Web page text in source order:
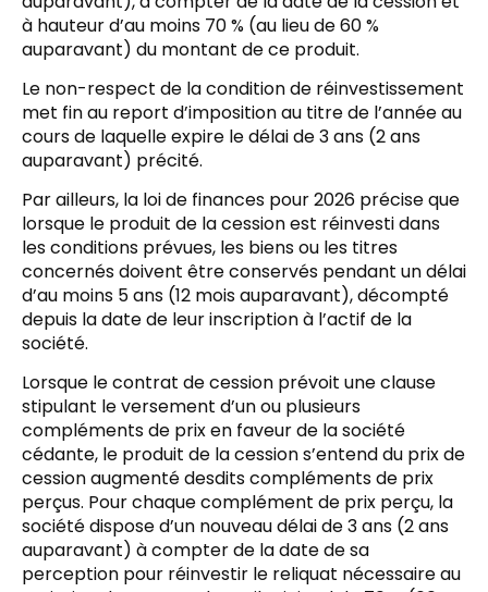
à hauteur d’au moins 70 % (au lieu de 60 %
auparavant) du montant de ce produit.
Le non-respect de la condition de réinvestissement
met fin au report d’imposition au titre de l’année au
cours de laquelle expire le délai de 3 ans (2 ans
auparavant) précité.
Par ailleurs, la loi de finances pour 2026 précise que
lorsque le produit de la cession est réinvesti dans
les conditions prévues, les biens ou les titres
concernés doivent être conservés pendant un délai
d’au moins 5 ans (12 mois auparavant), décompté
depuis la date de leur inscription à l’actif de la
société.
Lorsque le contrat de cession prévoit une clause
stipulant le versement d’un ou plusieurs
compléments de prix en faveur de la société
cédante, le produit de la cession s’entend du prix de
cession augmenté desdits compléments de prix
perçus. Pour chaque complément de prix perçu, la
société dispose d’un nouveau délai de 3 ans (2 ans
auparavant) à compter de la date de sa
perception pour réinvestir le reliquat nécessaire au